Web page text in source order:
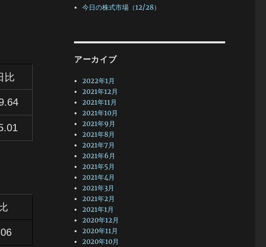
比
今日の株式市場（12/28）
アーカイブ
2022年1月
2021年12月
2021年11月
2021年10月
2021年9月
2021年8月
2021年7月
2021年6月
2021年5月
2021年4月
2021年3月
2021年2月
2021年1月
2020年12月
2020年11月
2020年10月